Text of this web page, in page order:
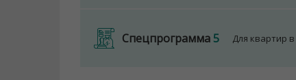
Спецпрограмма5 Для квартир